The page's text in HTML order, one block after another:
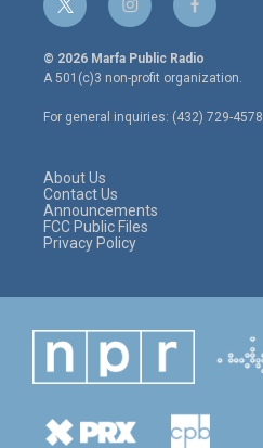
t
w
i
t
e
r
i
n
s
t
a
g
r
f
a
c
e
o
o
© 2026 Marfa Public Radio
A 501(c)3 non-profit organization.
For general inquiries: (432) 729-4578
About Us
Contact Us
Announcements
FCC Public Files
Privacy Policy